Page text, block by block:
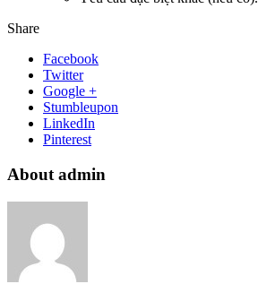
Share
Facebook
Twitter
Google +
Stumbleupon
LinkedIn
Pinterest
About admin